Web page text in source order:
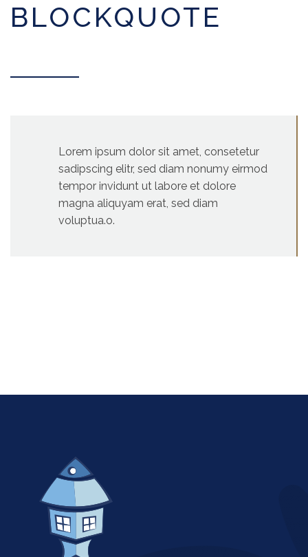
BLOCKQUOTE
Lorem ipsum dolor sit amet, consetetur
sadipscing elitr, sed diam nonumy eirmod
tempor invidunt ut labore et dolore
magna aliquyam erat, sed diam
voluptua.o.